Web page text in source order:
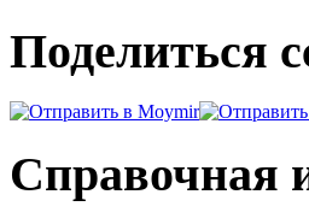
Поделиться
Справочная